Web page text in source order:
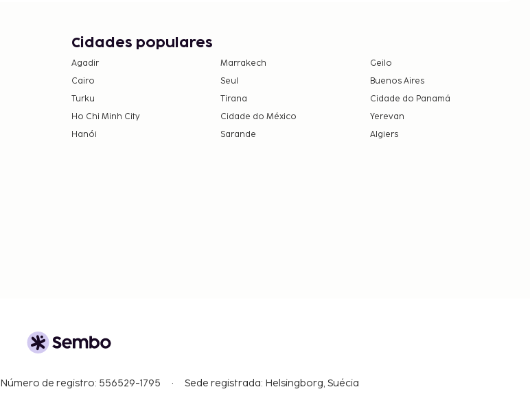
Cidades populares
Agadir Marrakech
Geilo
Cairo
Seul
Buenos Aires
Turku
Tirana
Cidade do Panamá
Ho Chi Minh City
Cidade do México
Yerevan
Hanói
Sarande Algiers
Número de registro: 556529-1795 Sede registrada: Helsingborg, Suécia